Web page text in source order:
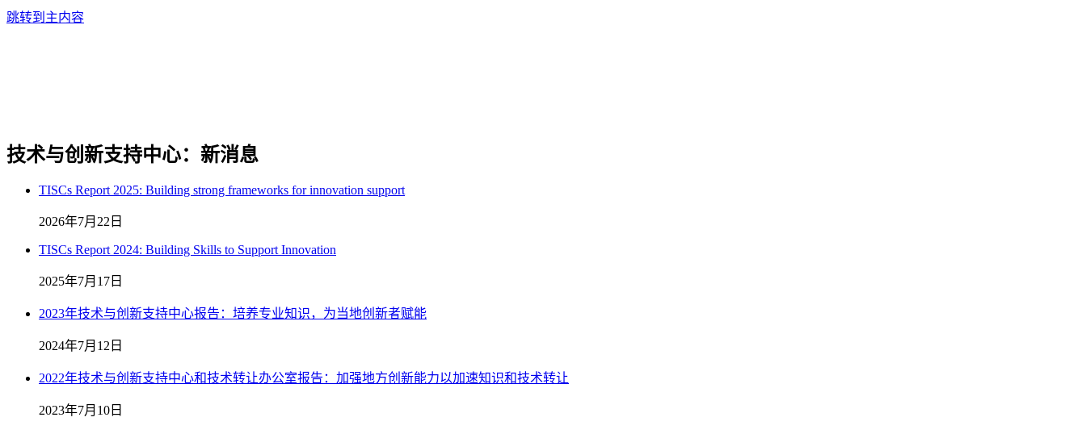
跳转到主内容
技术与创新支持中心：新消息
TISCs Report 2025: Building strong frameworks for innovation support
2026年7月22日
TISCs Report 2024: Building Skills to Support Innovation
2025年7月17日
2023年技术与创新支持中心报告：培养专业知识，为当地创新者赋能
2024年7月12日
2022年技术与创新支持中心和技术转让办公室报告：加强地方创新能力以加速知识和技术转让
2023年7月10日